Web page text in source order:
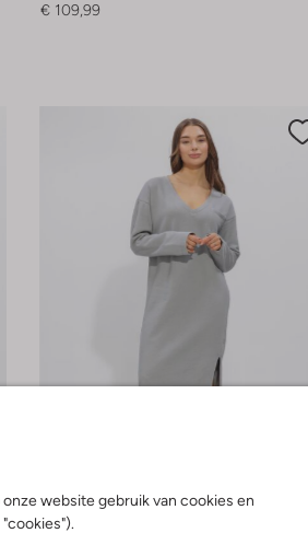
onze website gebruik van cookies en
€ 109,99
-30%